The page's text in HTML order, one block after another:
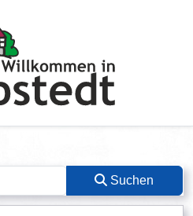
Suchen